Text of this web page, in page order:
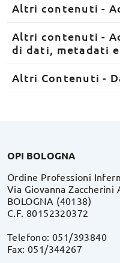
Altri contenuti -
Altri contenuti -
di dati, metadati
Altri Contenuti -
OPI BOLOGNA
Ordine Professioni
Via Giovanna Zaccherini
BOLOGNA (40138)
C.F. 80152320372
Telefono: 051/393840
Fax: 051/344267